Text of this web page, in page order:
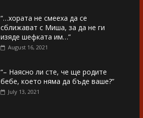
“…хората не смееха да се
сближават с Миша, за да не ги
изяде шефката им…”
August 16, 2021
“– Наясно ли сте, че ще родите
бебе, което няма да бъде ваше?”
July 13, 2021